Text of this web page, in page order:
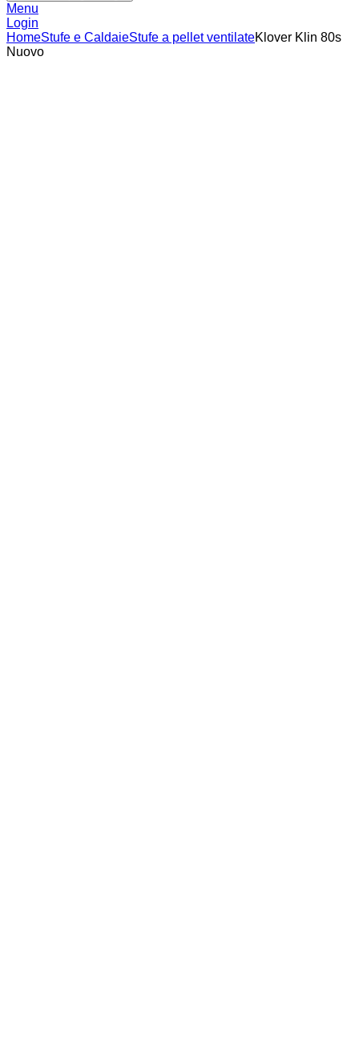
Menu
Login
HomeStufe e CaldaieStufe a pellet ventilateKlover Klin 80s
Nuovo